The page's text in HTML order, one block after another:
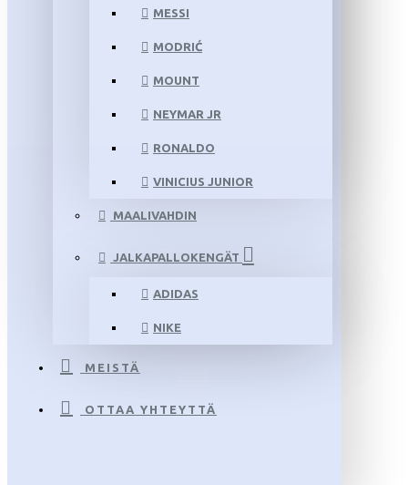
MESSI
MODRIĆ
MOUNT
NEYMAR JR
RONALDO
VINICIUS JUNIOR
MAALIVAHDIN
JALKAPALLOKENGÄT
ADIDAS
NIKE
MEISTÄ
OTTAA YHTEYTTÄ